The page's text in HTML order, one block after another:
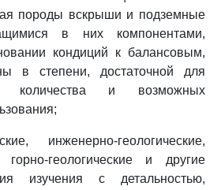
породы вскрыши и подземные
в них компонентами,
кондиций к балансовым,
в степени, достаточной для
количества и возможных
инженерно-геологические,
горно-геологические и другие
изучения с детальностью,